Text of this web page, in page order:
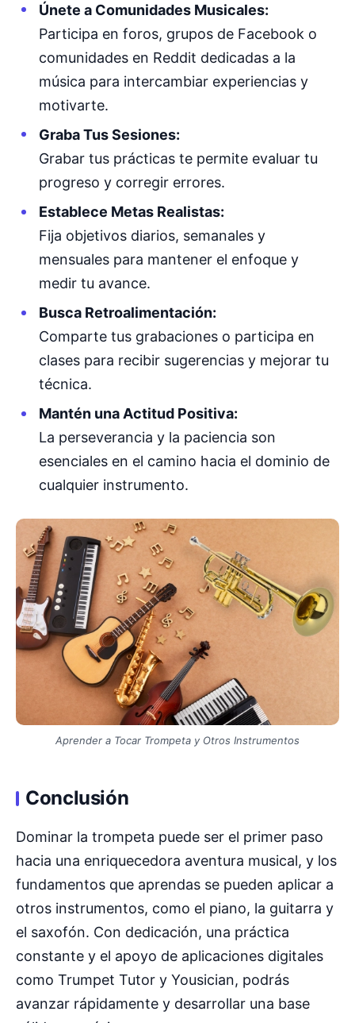
Únete a Comunidades Musicales:
Participa en foros, grupos de Facebook o
comunidades en Reddit dedicadas a la
música para intercambiar experiencias y
motivarte.
Graba Tus Sesiones:
Grabar tus prácticas te permite evaluar tu
progreso y corregir errores.
Establece Metas Realistas:
Fija objetivos diarios, semanales y
mensuales para mantener el enfoque y
medir tu avance.
Busca Retroalimentación:
Comparte tus grabaciones o participa en
clases para recibir sugerencias y mejorar tu
técnica.
Mantén una Actitud Positiva:
La perseverancia y la paciencia son
esenciales en el camino hacia el dominio de
cualquier instrumento.
Aprender a Tocar Trompeta y Otros Instrumentos
Conclusión
Dominar la trompeta puede ser el primer paso
hacia una enriquecedora aventura musical, y los
fundamentos que aprendas se pueden aplicar a
otros instrumentos, como el piano, la guitarra y
el saxofón. Con dedicación, una práctica
constante y el apoyo de aplicaciones digitales
como Trumpet Tutor y Yousician, podrás
avanzar rápidamente y desarrollar una base